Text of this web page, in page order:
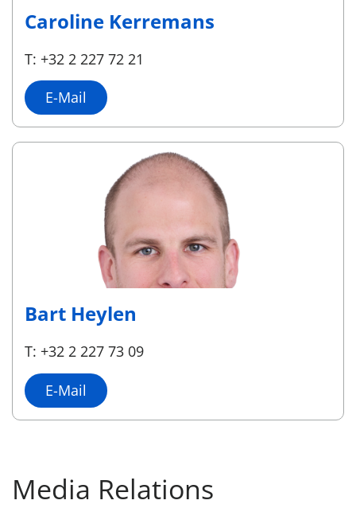
Caroline Kerremans
T: +32 2 227 72 21
E-Mail
Bart Heylen
T: +32 2 227 73 09
E-Mail
Media Relations